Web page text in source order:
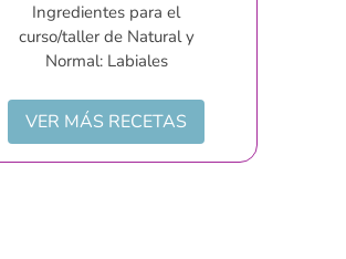
Ingredientes para el
curso/taller de Natural y
Normal: Labiales
VER MÁS RECETAS